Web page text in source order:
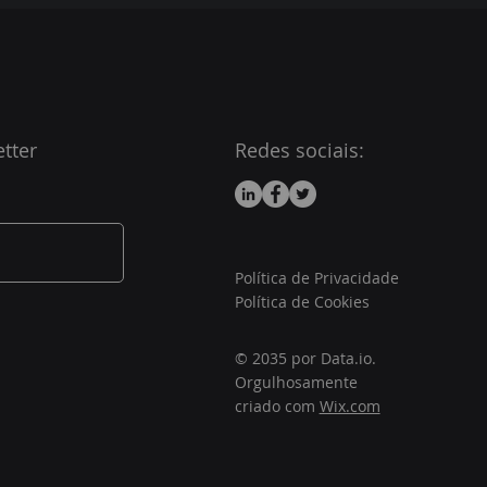
Redes sociais:
Política de Privacidade
Política de Cookies
© 2035 por Data.io.
Orgulhosamente
criado com Wix.com